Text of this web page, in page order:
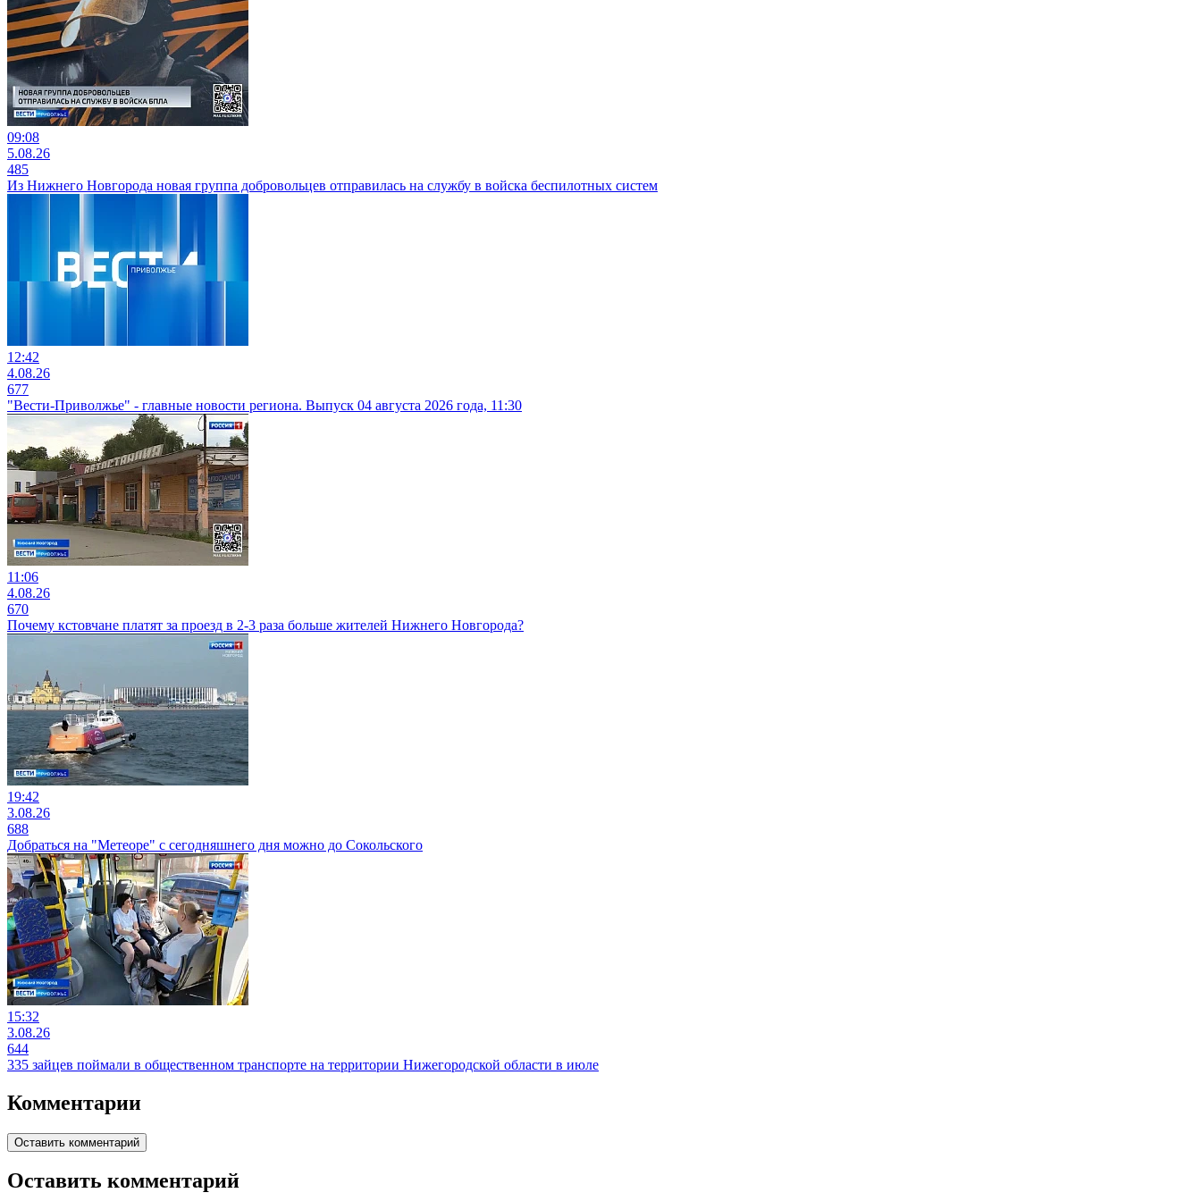
09:08
5.08.26
485
Из Нижнего Новгорода новая группа добровольцев отправилась на службу в войска беспилотных систем
12:42
4.08.26
677
"Вести-Приволжье" - главные новости региона. Выпуск 04 августа 2026 года, 11:30
11:06
4.08.26
670
Почему кстовчане платят за проезд в 2-3 раза больше жителей Нижнего Новгорода?
19:42
3.08.26
688
Добраться на "Метеоре" с сегодняшнего дня можно до Сокольского
15:32
3.08.26
644
335 зайцев поймали в общественном транспорте на территории Нижегородской области в июле
Комментарии
Оставить комментарий
Оставить комментарий